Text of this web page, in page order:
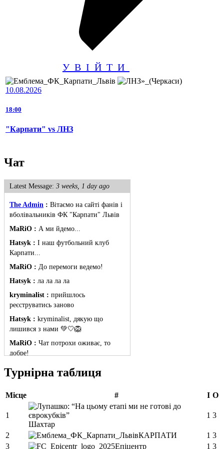
УВІЙТИ
10.08.2026
18:00
"Карпати" vs ЛНЗ
Чат
Latest Message: 3 weeks, 1 day ago
The Admin : Вітаємо на сайті фанів і
вболівальників ФК "Карпати" Львів
MaRiO : А ми йдемо...
Hatsyk : І наш футбольний клуб
Карпати...
MaRiO : До перемоги ведемо!
Hatsyk : ла ла ла ла
kryminalist : прийшлось
реєструватись заново
Hatsyk : kryminalist, дякую що
лишився з нами 💚🤍🦁
MaRiO : Чат потрохи оживає, то
добре!
MaRiO :
Знов у клубі бардак...
Hatsyk :Все буде добре
Torsida_LEMBERG_1963 :
привіт, знову з вами)
Hatsyk :Torsida_LEMBERG_1963 ,
радий вітати 🙌 🦁
SVAT :Всім привіт! Я так розумію
Турнірна таблиця
Місце # І О
1
Шахтар
1 3
2 КАРПАТИ 1 3
3
Епіцентр 1 3